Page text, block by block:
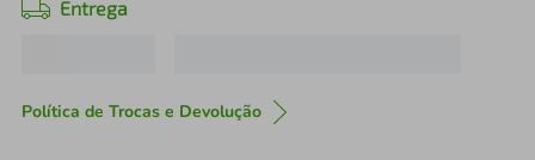
Entrega
Política de Trocas e Devolução